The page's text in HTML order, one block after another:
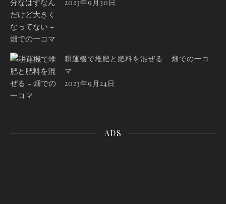
2023年9月30日
耕運機で堆肥と肥料を混ぜる – 畑での一コ
マ
2023年9月24日
ADS